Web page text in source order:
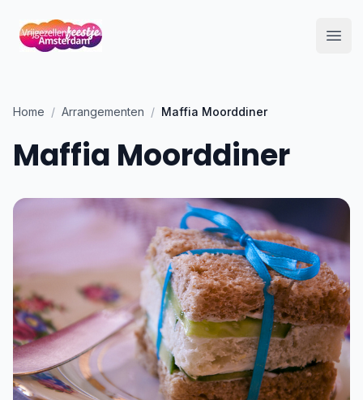
Home / Arrangementen / Maffia Moorddiner
Maffia Moorddiner